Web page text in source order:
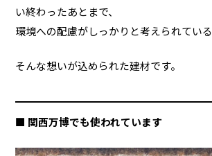
い終わったあとまで、
環境への配慮がしっかりと考えられている――
そんな想いが込められた建材です。
■ 関西万博でも使われています